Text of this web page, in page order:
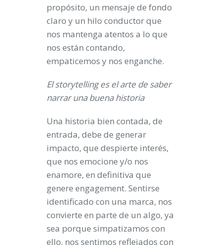
propósito, un mensaje de fondo
claro y un hilo conductor que
nos mantenga atentos a lo que
nos están contando,
empaticemos y nos enganche.
El storytelling es el arte de saber
narrar una buena historia
Una historia bien contada, de
entrada, debe de generar
impacto, que despierte interés,
que nos emocione y/o nos
enamore, en definitiva que
genere engagement. Sentirse
identificado con una marca, nos
convierte en parte de un algo, ya
sea porque simpatizamos con
ello, nos sentimos reflejados con